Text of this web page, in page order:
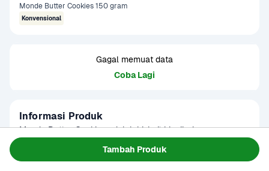
Tambah Produk
Monde Butter Cookies 150 gram
Konvensional
Gagal memuat data
Coba Lagi
Informasi Produk
Monde Butter Cookies adalah biskuit klasik dengan rasa
Hadir dalam kemasan kaleng eksklusif, biskuit ini terdiri dari